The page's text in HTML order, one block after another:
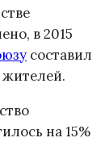
в 2015
составил
на 15%